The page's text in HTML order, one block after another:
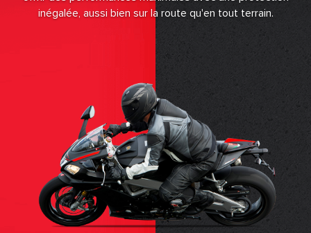
inégalée, aussi bien sur la route qu'en tout terrain.